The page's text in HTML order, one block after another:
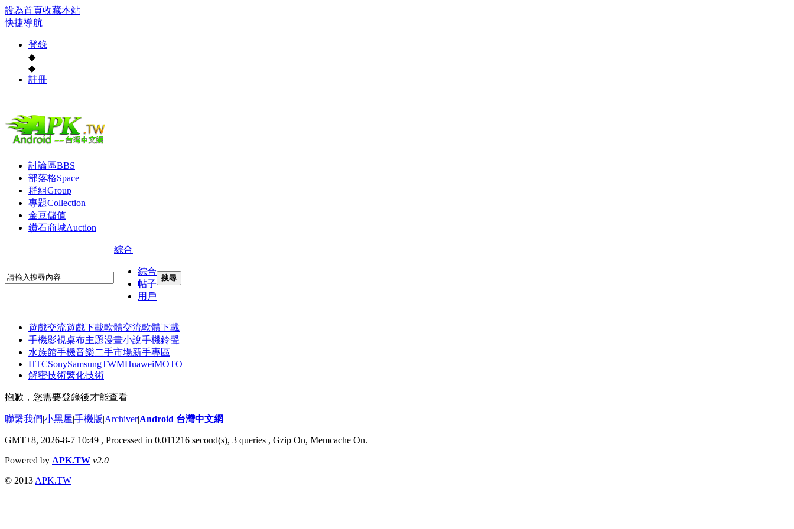
設為首頁收藏本站
快捷導航
登錄
◆
◆
註冊
討論區BBS
部落格Space
群組Group
專題Collection
金豆儲值
鑽石商城Auction
綜合
綜合
帖子
用戶
搜尋
遊戲交流遊戲下載軟體交流軟體下載
手機影視桌布主題漫畫小說手機鈴聲
水族館手機音樂二手市場新手專區
HTCSonySamsungTWMHuaweiMOTO
解密技術繁化技術
抱歉，您需要登錄後才能查看
聯繫我們|小黑屋|手機版|Archiver|Android 台灣中文網
GMT+8, 2026-8-7 10:49 , Processed in 0.011216 second(s), 3 queries , Gzip On, Memcache On.
Powered by APK.TW v2.0
© 2013 APK.TW